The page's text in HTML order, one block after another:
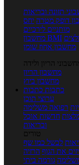
תזונה ובריאות
דופק מטרה יחס
מותניים לירכיים
מחשבון BMI
מחשבון אחוז שומן
הריון ולידה
מחשבון הריון
מחשבון ביוץ
כתבות כתבות
ערוצי תוכן
רפואה משלימה
חדשות אוכל
ובריאות
טורים
לבשל כמו שף
את הגוף הרזיה
גורמה ביתי